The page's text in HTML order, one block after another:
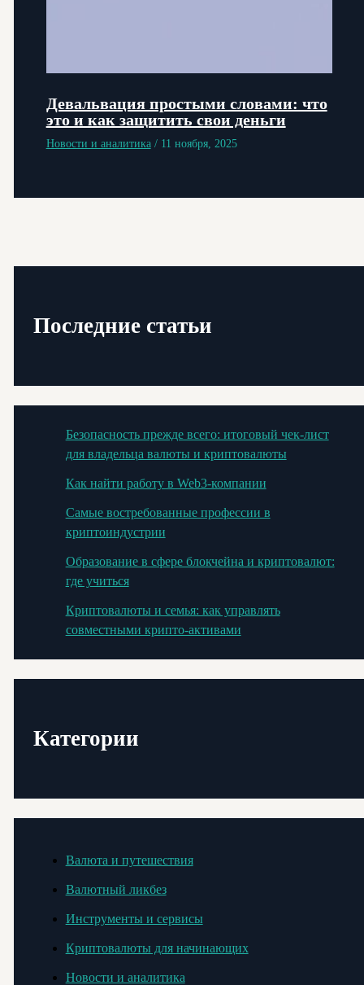
Последние статьи
Безопасность прежде всего: итоговый чек-лист
для владельца валюты и криптовалюты
Как найти работу в Web3-компании
Самые востребованные профессии в
криптоиндустрии
Образование в сфере блокчейна и криптовалют:
где учиться
Криптовалюты и семья: как управлять
совместными крипто-активами
Категории
Валюта и путешествия
Валютный ликбез
Инструменты и сервисы
Криптовалюты для начинающих
Новости и аналитика
Девальвация простыми словами: что
это и как защитить свои деньги
Новости и аналитика/ 11 ноября, 2025